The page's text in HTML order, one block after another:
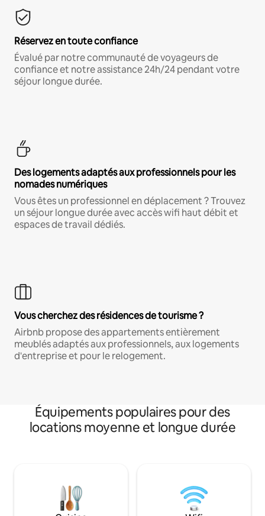
Réservez en toute confiance
Évalué par notre communauté de voyageurs de
confiance et notre assistance 24h/24 pendant votre
séjour longue durée.
Des logements adaptés aux professionnels pour les
nomades numériques
Vous êtes un professionnel en déplacement ? Trouvez
un séjour longue durée avec accès wifi haut débit et
espaces de travail dédiés.
Vous cherchez des résidences de tourisme ?
Airbnb propose des appartements entièrement
meublés adaptés aux professionnels, aux logements
d'entreprise et pour le relogement.
Équipements populaires pour des
locations moyenne et longue durée